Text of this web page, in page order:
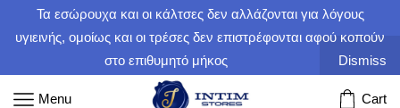
Τα εσώρουχα και οι κάλτσες δεν αλλάζονται για λόγους
υγιεινής, ομοίως και οι τρέσες δεν επιστρέφονται αφού κοπούν
στο επιθυμητό μήκος
Dismiss
Menu Cart